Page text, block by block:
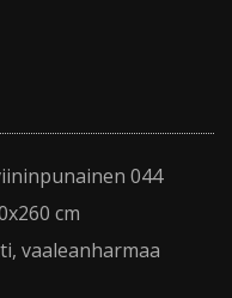
044
cm
vaaleanharmaa